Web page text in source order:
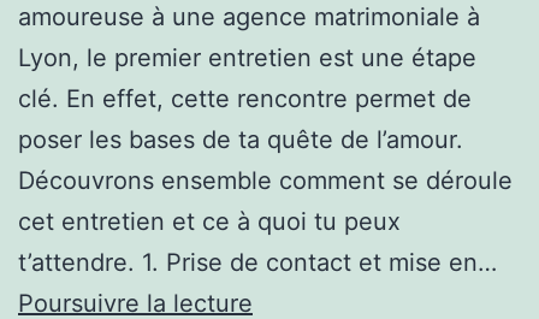
amoureuse à une agence matrimoniale à
Lyon, le premier entretien est une étape
clé. En effet, cette rencontre permet de
poser les bases de ta quête de l’amour.
Découvrons ensemble comment se déroule
cet entretien et ce à quoi tu peux
t’attendre. 1. Prise de contact et mise en…
Poursuivre la lecture